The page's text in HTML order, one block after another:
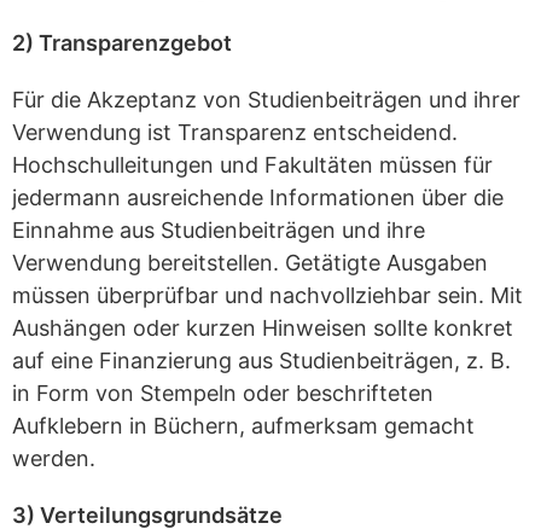
2) Transparenzgebot
Für die Akzeptanz von Studienbeiträgen und ihrer
Verwendung ist Transparenz entscheidend.
Hochschulleitungen und Fakultäten müssen für
jedermann ausreichende Informationen über die
Einnahme aus Studienbeiträgen und ihre
Verwendung bereitstellen. Getätigte Ausgaben
müssen überprüfbar und nachvollziehbar sein. Mit
Aushängen oder kurzen Hinweisen sollte konkret
auf eine Finanzierung aus Studienbeiträgen, z. B.
in Form von Stempeln oder beschrifteten
Aufklebern in Büchern, aufmerksam gemacht
werden.
3) Verteilungsgrundsätze